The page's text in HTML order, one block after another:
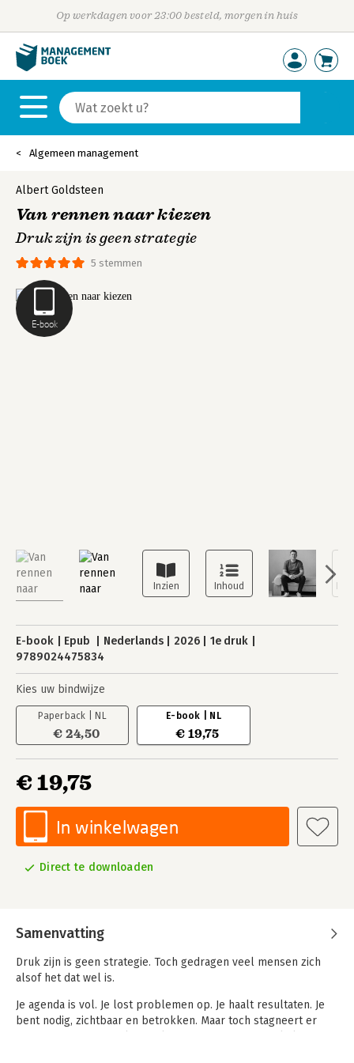
Op werkdagen voor 23:00 besteld, morgen in huis
Algemeen management
E-book
5 stemmen
Albert Goldsteen
Van rennen naar kiezen
Druk zijn is geen strategie
E-book Epub Nederlands 2026
1e druk
9789024475834
Kies uw bindwijze
Paperback | NL
€ 24,50
E-book | NL
€ 19,75
€ 19,75
In winkelwagen
Direct te downloaden
Samenvatting
Druk zijn is geen strategie. Toch gedragen veel mensen zich
alsof het dat wel is.
Je agenda is vol. Je lost problemen op. Je haalt resultaten. Je
bent nodig, zichtbaar en betrokken. Maar toch stagneert er